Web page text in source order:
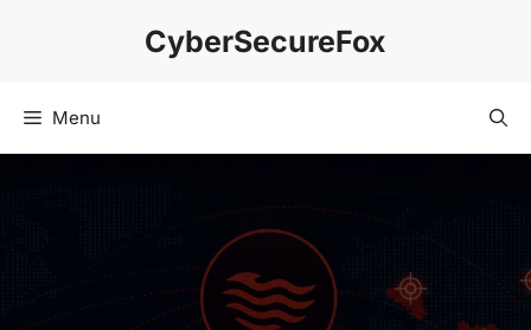
CyberSecureFox
Menu